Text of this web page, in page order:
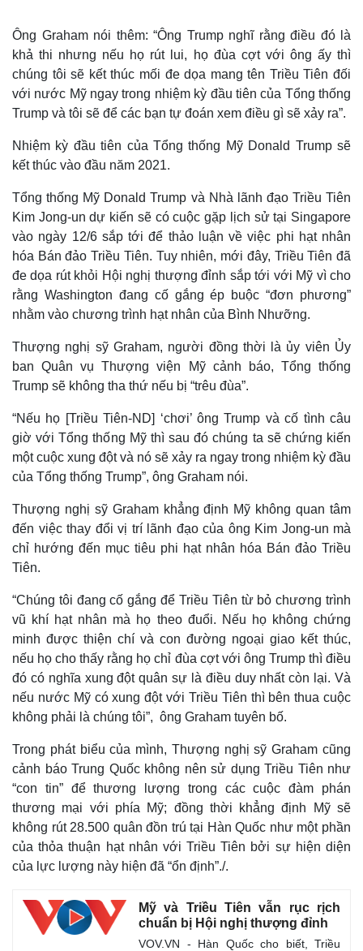
Thế giới
Quan sát
Hồ sơ
Multimedia
E-Magazine
Infographic
Ông Graham nói thêm: “Ông Trump nghĩ rằng điều đó là
khả thi nhưng nếu họ rút lui, họ đùa cợt với ông ấy thì
chúng tôi sẽ kết thúc mối đe dọa mang tên Triều Tiên đối
với nước Mỹ ngay trong nhiệm kỳ đầu tiên của Tổng thống
Trump và tôi sẽ để các bạn tự đoán xem điều gì sẽ xảy ra”.
Nhiệm kỳ đầu tiên của Tổng thống Mỹ Donald Trump sẽ
kết thúc vào đầu năm 2021.
Tổng thống Mỹ Donald Trump và Nhà lãnh đạo Triều Tiên
Kim Jong-un dự kiến sẽ có cuộc gặp lịch sử tại Singapore
vào ngày 12/6 sắp tới để thảo luận về việc phi hạt nhân
hóa Bán đảo Triều Tiên. Tuy nhiên, mới đây, Triều Tiên đã
đe dọa rút khỏi Hội nghị thượng đỉnh sắp tới với Mỹ vì cho
rằng Washington đang cố gắng ép buộc “đơn phương”
nhằm vào chương trình hạt nhân của Bình Nhưỡng.
Thượng nghị sỹ Graham, người đồng thời là ủy viên Ủy
ban Quân vụ Thượng viện Mỹ cảnh báo, Tổng thống
Trump sẽ không tha thứ nếu bị “trêu đùa”.
“Nếu họ [Triều Tiên-ND] ‘chơi’ ông Trump và cố tình câu
giờ với Tổng thống Mỹ thì sau đó chúng ta sẽ chứng kiến
một cuộc xung đột và nó sẽ xảy ra ngay trong nhiệm kỳ đầu
của Tổng thống Trump”, ông Graham nói.
Thượng nghị sỹ Graham khẳng định Mỹ không quan tâm
đến việc thay đổi vị trí lãnh đạo của ông Kim Jong-un mà
chỉ hướng đến mục tiêu phi hạt nhân hóa Bán đảo Triều
Tiên.
“Chúng tôi đang cố gắng để Triều Tiên từ bỏ chương trình
vũ khí hạt nhân mà họ theo đuổi. Nếu họ không chứng
minh được thiện chí và con đường ngoại giao kết thúc,
nếu họ cho thấy rằng họ chỉ đùa cợt với ông Trump thì điều
đó có nghĩa xung đột quân sự là điều duy nhất còn lại. Và
nếu nước Mỹ có xung đột với Triều Tiên thì bên thua cuộc
không phải là chúng tôi”, ông Graham tuyên bố.
Trong phát biểu của mình, Thượng nghị sỹ Graham cũng
cảnh báo Trung Quốc không nên sử dụng Triều Tiên như
“con tin” để thương lượng trong các cuộc đàm phán
thương mại với phía Mỹ; đồng thời khẳng định Mỹ sẽ
không rút 28.500 quân đồn trú tại Hàn Quốc như một phần
của thỏa thuận hạt nhân với Triều Tiên bởi sự hiện diện
của lực lượng này hiện đã “ổn định”./.
Mỹ và Triều Tiên vẫn rục rịch
chuẩn bị Hội nghị thượng đỉnh
VOV.VN - Hàn Quốc cho biết, Triều